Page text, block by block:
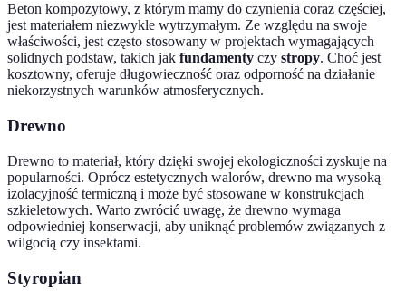
Beton kompozytowy, z którym mamy do czynienia coraz częściej,
jest materiałem niezwykle wytrzymałym. Ze względu na swoje
właściwości, jest często stosowany w projektach wymagających
solidnych podstaw, takich jak fundamenty czy stropy. Choć jest
kosztowny, oferuje długowieczność oraz odporność na działanie
niekorzystnych warunków atmosferycznych.
Drewno
Drewno to materiał, który dzięki swojej ekologiczności zyskuje na
popularności. Oprócz estetycznych walorów, drewno ma wysoką
izolacyjność termiczną i może być stosowane w konstrukcjach
szkieletowych. Warto zwrócić uwagę, że drewno wymaga
odpowiedniej konserwacji, aby uniknąć problemów związanych z
wilgocią czy insektami.
Styropian